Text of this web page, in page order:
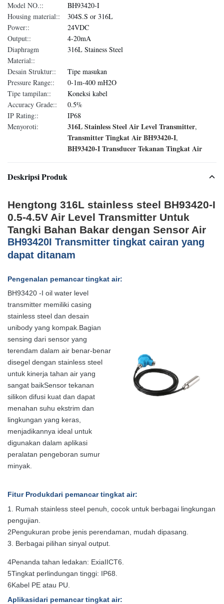
Model NO.::
BH93420-I
Housing material::
304S.S or 316L
Power::
24VDC
Output::
4-20mA
Diaphragm
Material::
316L Stainess Steel
Desain Struktur::
Tipe masukan
Pressure Range::
0-1m-400 mH2O
Tipe tampilan::
Koneksi kabel
Accuracy Grade::
0.5%
IP Rating::
IP68
Menyoroti:
316L Stainless Steel Air Level Transmitter,
Transmitter Tingkat Air BH93420-I,
BH93420-I Transducer Tekanan Tingkat Air
Deskripsi Produk
Hengtong 316L stainless steel BH93420-I
0.5-4.5V Air Level Transmitter Untuk
Tangki Bahan Bakar dengan Sensor Air
BH93420I Transmitter tingkat cairan yang
dapat ditanam
Pengenalan pemancar tingkat air:
BH93420 -I oil water level
transmitter memiliki casing
stainless steel dan desain
unibody yang kompak.Bagian
sensing dari sensor yang
terendam dalam air benar-benar
disegel dengan stainless steel
untuk kinerja tahan air yang
sangat baikSensor tekanan
silikon difusi kuat dan dapat
menahan suhu ekstrim dan
lingkungan yang keras,
menjadikannya ideal untuk
digunakan dalam aplikasi
peralatan pengeboran sumur
minyak.
Fitur Produkdari pemancar tingkat air:
1. Rumah stainless steel penuh, cocok untuk berbagai lingkungan
pengujian.
2Pengukuran probe jenis perendaman, mudah dipasang.
3. Berbagai pilihan sinyal output.
4Penanda tahan ledakan: ExiaIICT6.
5Tingkat perlindungan tinggi: IP68.
6Kabel PE atau PU.
Aplikasidari pemancar tingkat air: